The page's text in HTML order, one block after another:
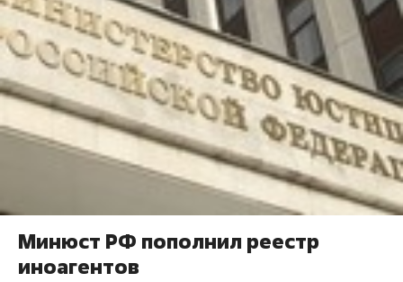
Минюст РФ пополнил реестр
иноагентов